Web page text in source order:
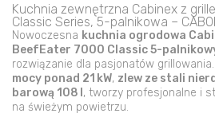
Classic
Series,
5-
palnikowa
–
CABODK57650SAE
Kuchnia zewnętrzna Cabinex z
Classic Series, 5-palnikowa –
Nowoczesna kuchnia ogrodowa
BeefEater 7000 Classic 5-
rozwiązanie dla pasjonatów
mocy ponad 21 kW, zlew ze stali
barową 108 l , tworzy profesjonalne i
na świeżym powietrzu.